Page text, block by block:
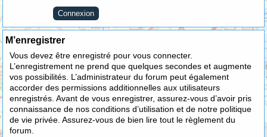
M’enregistrer
Vous devez être enregistré pour vous connecter.
L’enregistrement ne prend que quelques secondes et augmente
vos possibilités. L’administrateur du forum peut également
accorder des permissions additionnelles aux utilisateurs
enregistrés. Avant de vous enregistrer, assurez-vous d’avoir pris
connaissance de nos conditions d’utilisation et de notre politique
de vie privée. Assurez-vous de bien lire tout le règlement du
forum.